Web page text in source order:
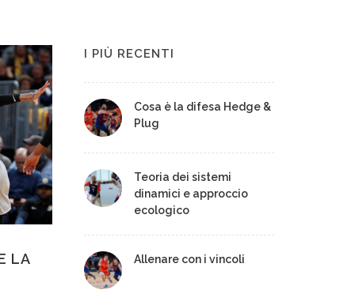
LA
I PIÙ RECENTI
Cosa è la difesa Hedge &
Plug
Teoria dei sistemi
dinamici e approccio
ecologico
Allenare con i vincoli